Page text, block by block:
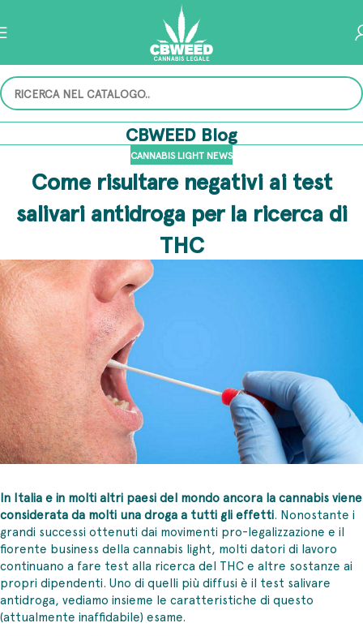
CBWEED Blog
CANNABIS LIGHT NEWS
Come risultare negativi ai test
salivari antidroga per la ricerca di
THC
In Italia e in molti altri paesi del mondo ancora la cannabis viene
considerata da molti una droga a tutti gli effetti. Nonostante i
grandi successi ottenuti dai movimenti pro-legalizzazione e il
fiorente business della cannabis light, molti datori di lavoro
continuano a fare test alla ricerca del THC e altre sostanze ai
propri dipendenti. Uno di quelli più diffusi è il test salivare
antidroga, vediamo insieme le caratteristiche di questo
(attualmente inaffidabile) esame.